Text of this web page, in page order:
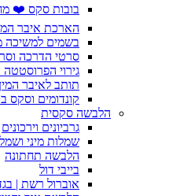
בובות סקס ❤️
הארכת איבר
בשמים למשיכה
סרטי הדרכה
גירוי הפרוסטטה
תותב לאיבר
קונדומים וסקס
הלבשה סקסית
גרביונים וירכונים
שמלות מיני
הלבשה תחתונה
בייבי דול
אוברול רשת |